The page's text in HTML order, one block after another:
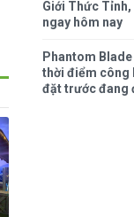
Giới Thức
ngay hôm nay
Phantom
thời điểm công
đặt trước đang